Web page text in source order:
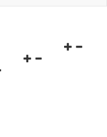
Navigationsmenü